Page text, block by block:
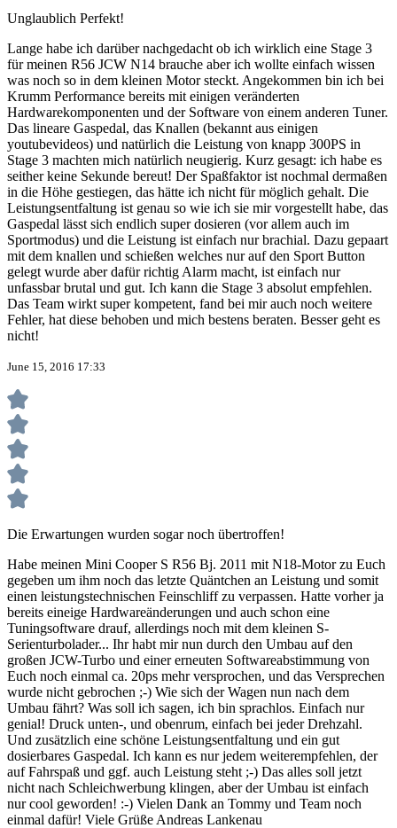
Unglaublich Perfekt!
Lange habe ich darüber nachgedacht ob ich wirklich eine Stage 3
für meinen R56 JCW N14 brauche aber ich wollte einfach wissen
was noch so in dem kleinen Motor steckt. Angekommen bin ich bei
Krumm Performance bereits mit einigen veränderten
Hardwarekomponenten und der Software von einem anderen Tuner.
Das lineare Gaspedal, das Knallen (bekannt aus einigen
youtubevideos) und natürlich die Leistung von knapp 300PS in
Stage 3 machten mich natürlich neugierig. Kurz gesagt: ich habe es
seither keine Sekunde bereut! Der Spaßfaktor ist nochmal dermaßen
in die Höhe gestiegen, das hätte ich nicht für möglich gehalt. Die
Leistungsentfaltung ist genau so wie ich sie mir vorgestellt habe, das
Gaspedal lässt sich endlich super dosieren (vor allem auch im
Sportmodus) und die Leistung ist einfach nur brachial. Dazu gepaart
mit dem knallen und schießen welches nur auf den Sport Button
gelegt wurde aber dafür richtig Alarm macht, ist einfach nur
unfassbar brutal und gut. Ich kann die Stage 3 absolut empfehlen.
Das Team wirkt super kompetent, fand bei mir auch noch weitere
Fehler, hat diese behoben und mich bestens beraten. Besser geht es
nicht!
June 15, 2016 17:33
Die Erwartungen wurden sogar noch übertroffen!
Habe meinen Mini Cooper S R56 Bj. 2011 mit N18-Motor zu Euch
gegeben um ihm noch das letzte Quäntchen an Leistung und somit
einen leistungstechnischen Feinschliff zu verpassen. Hatte vorher ja
bereits eineige Hardwareänderungen und auch schon eine
Tuningsoftware drauf, allerdings noch mit dem kleinen S-
Serienturbolader... Ihr habt mir nun durch den Umbau auf den
großen JCW-Turbo und einer erneuten Softwareabstimmung von
Euch noch einmal ca. 20ps mehr versprochen, und das Versprechen
wurde nicht gebrochen ;-) Wie sich der Wagen nun nach dem
Umbau fährt? Was soll ich sagen, ich bin sprachlos. Einfach nur
genial! Druck unten-, und obenrum, einfach bei jeder Drehzahl.
Und zusätzlich eine schöne Leistungsentfaltung und ein gut
dosierbares Gaspedal. Ich kann es nur jedem weiterempfehlen, der
auf Fahrspaß und ggf. auch Leistung steht ;-) Das alles soll jetzt
nicht nach Schleichwerbung klingen, aber der Umbau ist einfach
nur cool geworden! :-) Vielen Dank an Tommy und Team noch
einmal dafür! Viele Grüße Andreas Lankenau